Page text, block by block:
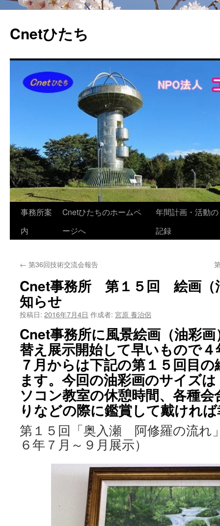
Cnetひたち
コ
ン
ツ
へ
事務所案
内
Cnetひたちのホームペ
ージへ
年間計画・活動の
記録
← 第36回技術交流会報告
Cnet事務所 第１５回 絵画（
知らせ
投稿日: 2016年7月4日 作成者: 宮原 養治侶
Cnet事務所に風景絵画（油彩
替え展示開始して早いもので
７月からは下記の第１５回目
ます。今回の油彩画のサイズ
ソコン教室の休憩時間、各種
りなどの際に鑑賞して戴けれ
第１５回「奥入瀬 阿修羅の流れ
６年７月～９月展示）